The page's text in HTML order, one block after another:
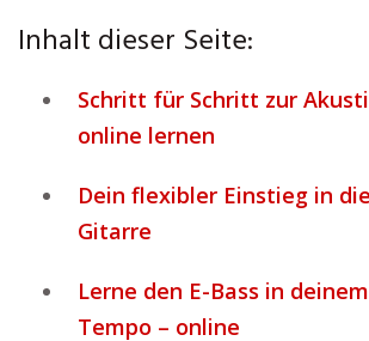
Inhalt dieser Seite:
Schritt für Schritt zur
online lernen
Dein flexibler Einstieg in
Gitarre
Lerne den E-Bass in
Tempo – online